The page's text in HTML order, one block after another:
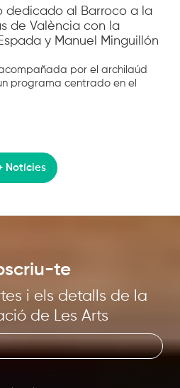
dedicado al Barroco a la
de València con la
y Manuel Minguillón
por el archilaúd
programa centrado en el
Notícies
te
i els detalls de la
de Les Arts